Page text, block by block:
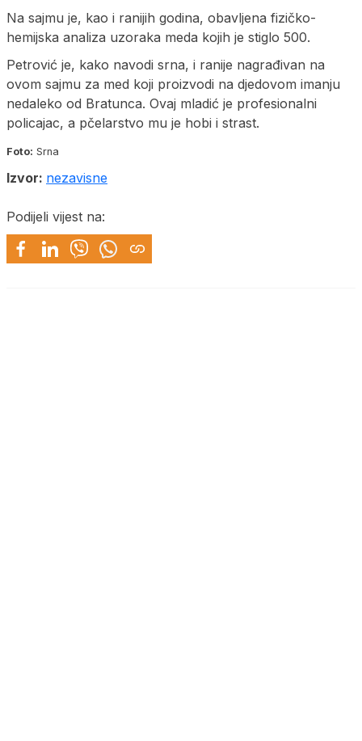
Na sajmu je, kao i ranijih godina, obavljena fizičko-
hemijska analiza uzoraka meda kojih je stiglo 500.
Petrović je, kako navodi srna, i ranije nagrađivan na
ovom sajmu za med koji proizvodi na djedovom imanju
nedaleko od Bratunca. Ovaj mladić je profesionalni
policajac, a pčelarstvo mu je hobi i strast.
Foto: Srna
Izvor: nezavisne
Podijeli vijest na: